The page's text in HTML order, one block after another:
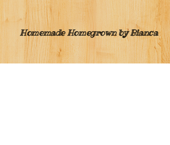
Homemade Homegrown by Bianca